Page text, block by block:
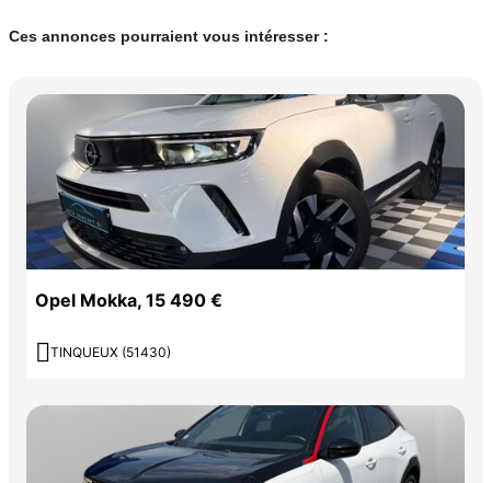
Ces annonces pourraient vous intéresser :
Opel Mokka, 15 490 €
 TINQUEUX (51430)